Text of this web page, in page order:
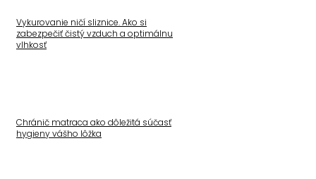
Vykurovanie ničí sliznice. Ako si
zabezpečiť čistý vzduch a optimálnu
vlhkosť
Chránič matraca ako dôležitá súčasť
hygieny vášho lôžka